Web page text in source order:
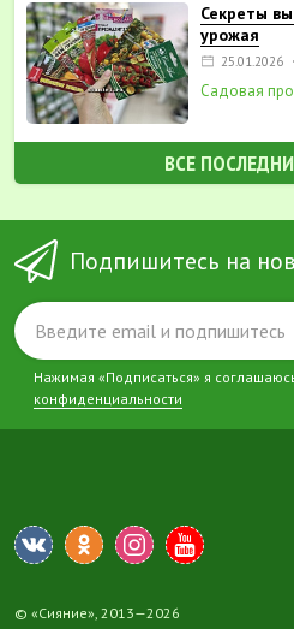
Секреты
урожая
25.01.2026
Садовая
ВСЕ
Подпишитесь на
Нажимая «Подписаться» я
конфиденциальности
© «Сияние», 2013—2026